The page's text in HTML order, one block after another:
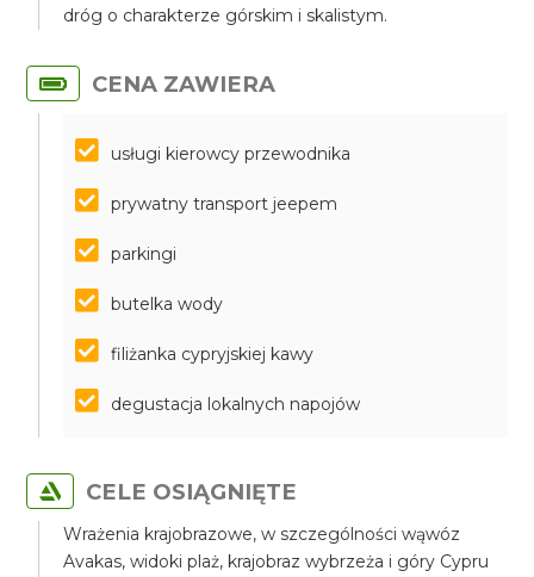
dróg o charakterze górskim i skalistym.
CENA ZAWIERA
usługi kierowcy przewodnika
prywatny transport jeepem
parkingi
butelka wody
filiżanka cypryjskiej kawy
degustacja lokalnych napojów
CELE OSIĄGNIĘTE
Wrażenia krajobrazowe, w szczególności wąwóz
Avakas, widoki plaż, krajobraz wybrzeża i góry Cypru